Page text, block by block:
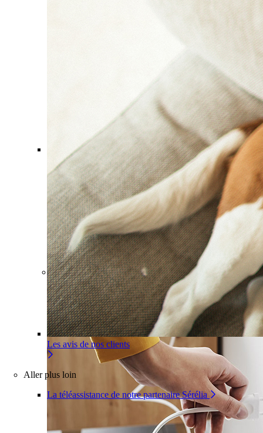
Comment ça marche ?
Les avis de nos clients
Aller plus loin
La téléassistance de notre partenaire Sérélia
Pour un appartement Une installation adaptée à votre
intérieur